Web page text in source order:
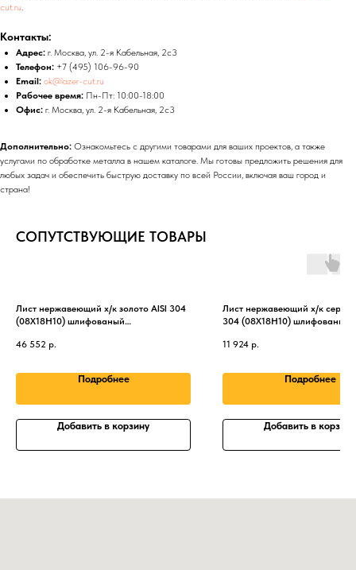
cut.ru.
Контакты:
Адрес: г. Москва, ул. 2-я Кабельная, 2с3
Телефон: +7 (495) 106-96-90
Email: ok@lazer-cut.ru
Рабочее время: Пн-Пт: 10:00-18:00
Офис: г. Москва, ул. 2-я Кабельная, 2с3
Дополнительно: Ознакомьтесь с другими товарами для ваших проектов, а также
услугами по обработке металла в нашем каталоге. Мы готовы предложить решения для
любых задач и обеспечить быструю доставку по всей России, включая ваш город и
страна!
СОПУТСТВУЮЩИЕ ТОВАРЫ
Лист нержавеющий х/к золото AISI 304
(08Х18Н10) шлифованый
46 552 р.
Подробнее
Добавить в корзину
Лист нержавеющий х/к
304 (08Х18Н10) шлифованный
11 924 р.
Подробнее
Добавить в корзину